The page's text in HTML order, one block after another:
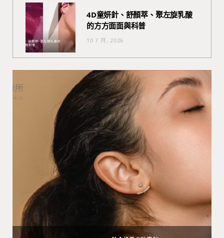
4D童妍針、舒顏萃、聚左旋乳酸
的方方面面與科普
10 7 月, 2026